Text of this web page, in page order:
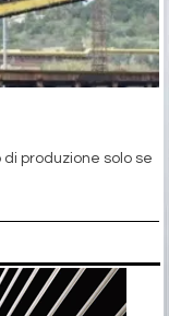
produzione solo se